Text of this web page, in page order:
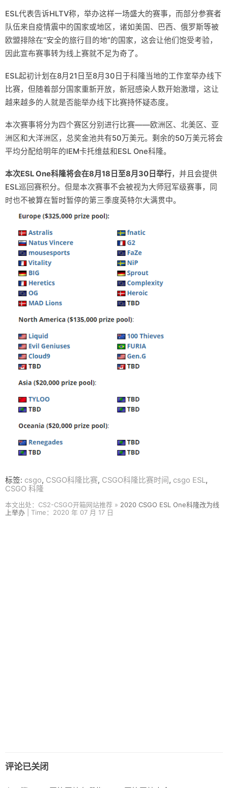
ESL代表告诉HLTV称，举办这样一场盛大的赛事，而部分参赛者
队伍来自疫情震中的国家或地区，诸如美国、巴西、俄罗斯等被
欧盟排除在“安全的旅行目的地”的国家，这会让他们饱受考验，
因此宣布赛事转为线上赛就不足为奇了。
ESL起初计划在8月21日至8月30日于科隆当地的工作室举办线下
比赛，但随着部分国家重新开放，新冠感染人数开始激增，这让
越来越多的人就是否能举办线下比赛持怀疑态度。
本次赛事将分为四个赛区分别进行比赛——欧洲区、北美区、亚
洲区和大洋洲区，总奖金池共有50万美元。剩余的50万美元将会
平均分配给明年的IEM卡托维兹和ESL One科隆。
本次ESL One科隆将会在8月18日至8月30日举行，并且会提供
ESL巡回赛积分。但是本次赛事不会被视为大师冠军级赛事，同
时也不被算在暂时暂停的第三季度英特尔大满贯中。
标签: csgo, CSGO科隆比赛, CSGO科隆比赛时间, csgo ESL,
CSGO 科隆
本文出处：CS2-CSGO开箱网站推荐 » 2020 CSGO ESL One科隆改为线
上举办 | Time：2020 年 07 月 17 日
评论已关闭